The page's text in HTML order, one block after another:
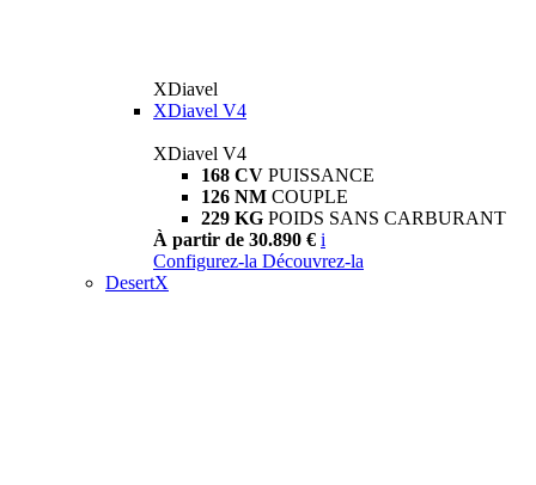
XDiavel
XDiavel V4
XDiavel V4
168 CV PUISSANCE
126 NM COUPLE
229 KG POIDS SANS CARBURANT
À partir de 30.890 € i
Configurez-la Découvrez-la
DesertX